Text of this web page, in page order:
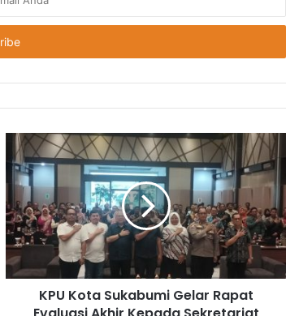
KPU Kota Sukabumi Gelar Rapat